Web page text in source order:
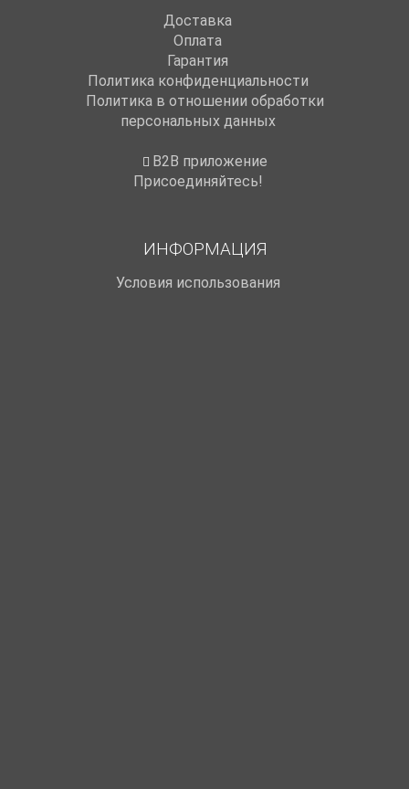
Доставка
Оплата
Гарантия
Политика конфиденциальности
Политика в отношении обработки
персональных данных
B2B приложение
Присоединяйтесь!
ИНФОРМАЦИЯ
Условия использования